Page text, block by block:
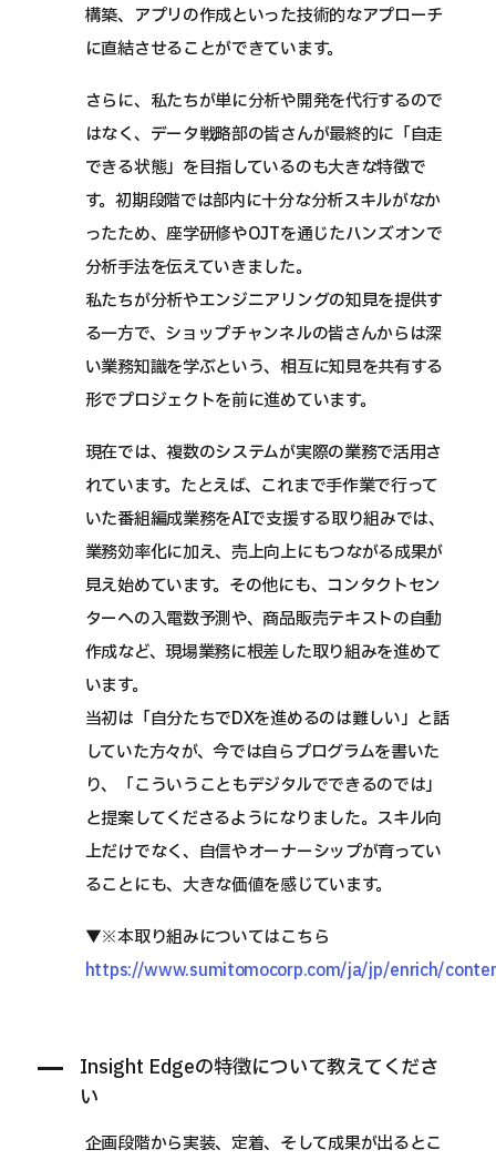
構築、アプリの作成といった技術的なアプローチ
に直結させることができています。
さらに、私たちが単に分析や開発を代行するので
はなく、データ戦略部の皆さんが最終的に「自走
できる状態」を目指しているのも大きな特徴で
す。初期段階では部内に十分な分析スキルがなか
ったため、座学研修やOJTを通じたハンズオンで
分析手法を伝えていきました。
私たちが分析やエンジニアリングの知見を提供す
る一方で、ショップチャンネルの皆さんからは深
い業務知識を学ぶという、相互に知見を共有する
形でプロジェクトを前に進めています。
現在では、複数のシステムが実際の業務で活用さ
れています。たとえば、これまで手作業で行って
いた番組編成業務をAIで支援する取り組みでは、
業務効率化に加え、売上向上にもつながる成果が
見え始めています。その他にも、コンタクトセン
ターへの入電数予測や、商品販売テキストの自動
作成など、現場業務に根差した取り組みを進めて
います。
当初は「自分たちでDXを進めるのは難しい」と話
していた方々が、今では自らプログラムを書いた
り、「こういうこともデジタルでできるのでは」
と提案してくださるようになりました。スキル向
上だけでなく、自信やオーナーシップが育ってい
ることにも、大きな価値を感じています。
▼※本取り組みについてはこちら
https://www.sumitomocorp.com/ja/jp/enrich/
Insight Edgeの特徴について教えてくださ
い
企画段階から実装、定着、そして成果が出るとこ